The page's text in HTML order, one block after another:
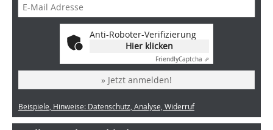
Anti-Roboter-Verifizierung
Hier klicken
FriendlyCaptcha ⇗
» Jetzt anmelden!
Beispiele, Hinweise: Datenschutz, Analyse, Widerruf